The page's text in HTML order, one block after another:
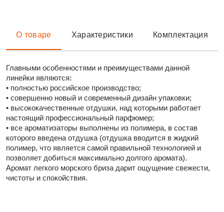
О товаре Характеристики Комплектация
Главными особенностями и преимуществами данной
линейки являются:
• полностью российское производство;
• совершенно новый и современный дизайн упаковки;
• высококачественные отдушки, над которыми работает
настоящий профессиональный парфюмер;
• все ароматизаторы выполнены из полимера, в состав
которого введена отдушка (отдушка вводится в жидкий
полимер, что является самой правильной технологией и
позволяет добиться максимально долгого аромата).
Аромат легкого морского бриза дарит ощущение свежести,
чистоты и спокойствия.